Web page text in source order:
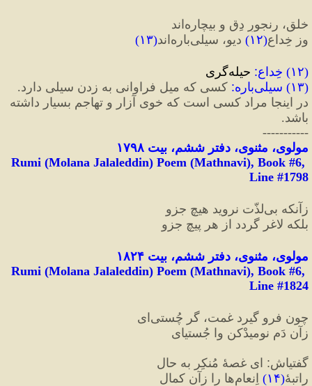
خلق، رنجورِ دِق و بیچاره‌اند
وز خِداعِ(۱۲) دیو، سیلی‌باره‌اند (۱۳)
(۱۲) خِداع: حیله‌گری
(۱۳) سیلی‌باره : کسی که میل فراوانی به زدن سیلی دارد.
باشد.
-----------
مولوی، مثنوی، دفتر ششم، بیت ۱۷۹۸
Rumi (Molana Jalaleddin) Poem (Mathnavi), Book #6,
Line #1798
زآنکه بی‌لذّت نروید هیچ جزو
بلکه لاغر گردد از هر پیچ جزو
مولوی، مثنوی، دفتر ششم، بیت ۱۸۲۴
Rumi (Molana Jalaleddin) Poem (Mathnavi), Book #6,
Line #1824
چون فرو گیرد غمت، گر چُستی‌ای
زآن دَمِ نومیدْکن وا جُستی‎ای
گفتی‎اش : ای غصهٔ مُنکِر به حال
راتبهٔ(۱۴) اِنعام‌ها را زآن کمال